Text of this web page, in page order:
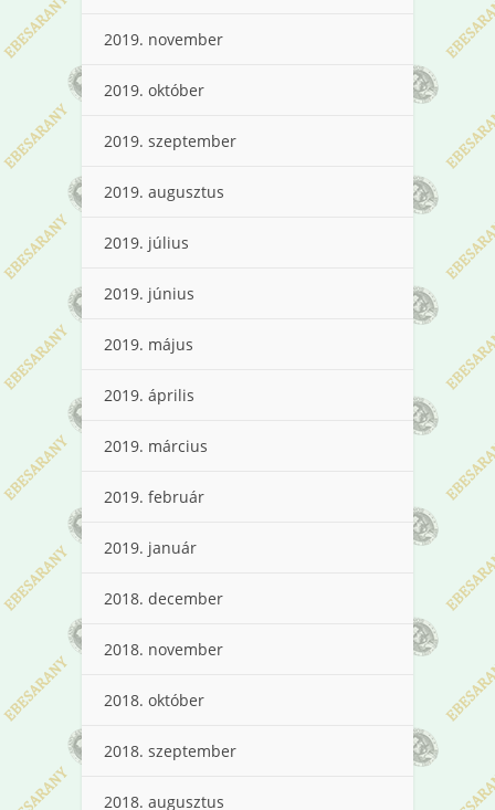
2019. november
2019. október
2019. szeptember
2019. augusztus
2019. július
2019. június
2019. május
2019. április
2019. március
2019. február
2019. január
2018. december
2018. november
2018. október
2018. szeptember
2018. augusztus